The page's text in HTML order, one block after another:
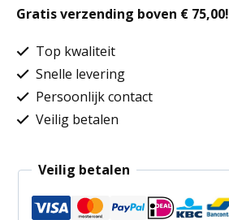
Gratis verzending boven € 75,00!
Top kwaliteit
Snelle levering
Persoonlijk contact
Veilig betalen
Veilig betalen